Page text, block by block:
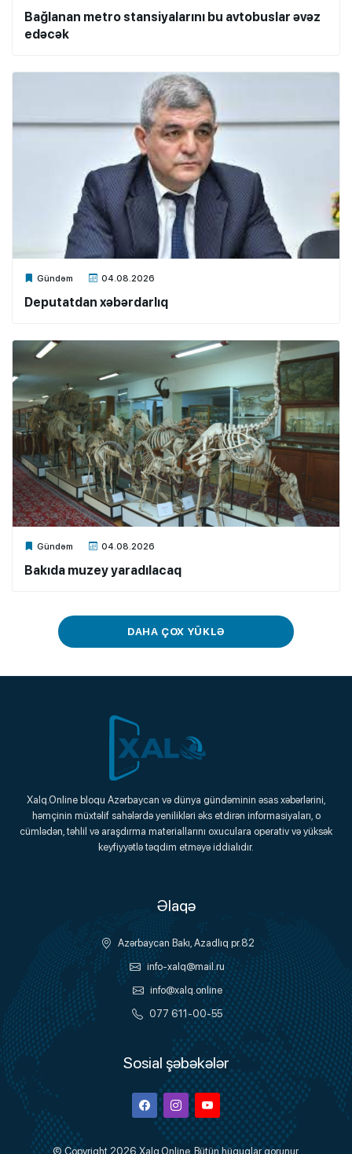
Bağlanan metro stansiyalarını bu avtobuslar əvəz
edəcək
Gündəm 04.08.2026
Xalq.Online
Deputatdan xəbərdarlıq
Gündəm 04.08.2026
Xalq.Online
Bakıda muzey yaradılacaq
DAHA ÇOX YÜKLƏ
Xalq.Online
Onlayn Platforma
Xalq.Online bloqu Azərbaycan və dünya gündəminin əsas xəbərlərini,
həmçinin müxtəlif sahələrdə yenilikləri əks etdirən informasiyaları, o
cümlədən, təhlil və araşdırma materiallarını oxuculara operativ və yüksək
keyfiyyətlə təqdim etməyə iddialıdır.
Əlaqə
Azərbaycan Bakı, Azadlıq pr.82
info-xalq@mail.ru
info@xalq.online
077 611-00-55
Sosial şəbəkələr
FacebookInstagramYoutube
© Copyright 2026 Xalq.Online. Bütün hüquqlar qorunur.